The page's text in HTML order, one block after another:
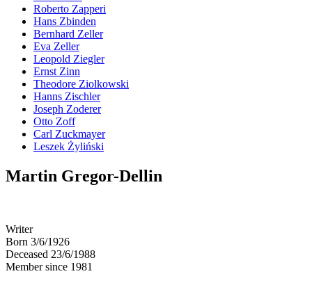
Roberto Zapperi
Hans Zbinden
Bernhard Zeller
Eva Zeller
Leopold Ziegler
Ernst Zinn
Theodore Ziolkowski
Hanns Zischler
Joseph Zoderer
Otto Zoff
Carl Zuckmayer
Leszek Żyliński
Martin Gregor-Dellin
Writer
Born 3/6/1926
Deceased 23/6/1988
Member since 1981